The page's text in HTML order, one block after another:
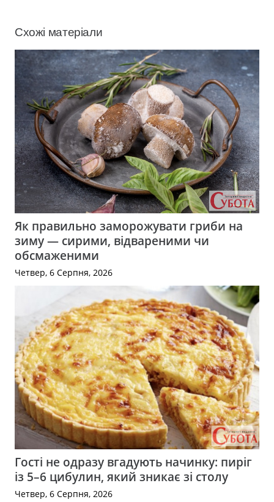
Схожі матеріали
Як правильно заморожувати гриби на
зиму — сирими, відвареними чи
обсмаженими
Четвер, 6 Серпня, 2026
Гості не одразу вгадують начинку: пиріг
із 5–6 цибулин, який зникає зі столу
Четвер, 6 Серпня, 2026